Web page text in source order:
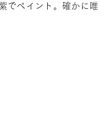
でペイント。確かに唯